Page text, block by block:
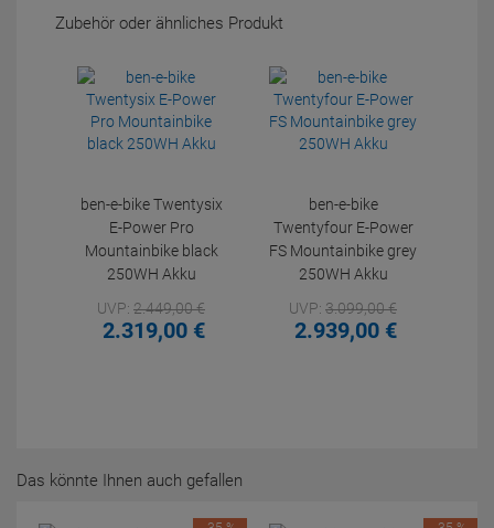
Zubehör oder ähnliches Produkt
ben-e-bike Twentysix
E-Power Pro
Mountainbike black
250WH Akku
UVP: 2.449,00€
2.319,00 €
ben-e-bike
Twentyfour E-Power
FS Mountainbike grey
250WH Akku
UVP: 3.099,00€
2.939,00 €
Das könnte Ihnen auch gefallen